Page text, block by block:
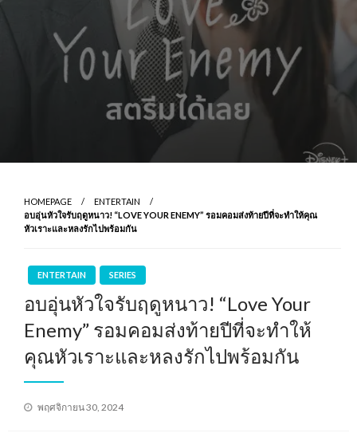
HOMEPAGE
ENTERTAIN
อบอุ่นหัวใจรับฤดูหนาว! “LOVE YOUR ENEMY” รอมคอมส่งท้ายปีที่จะทำให้คุณ
หัวเราะและหลงรักไปพร้อมกัน
ENTERTAIN SERIES
อบอุ่นหัวใจรับฤดูหนาว! “Love Your
Enemy” รอมคอมส่งท้ายปีที่จะทำให้
คุณหัวเราะและหลงรักไปพร้อมกัน
Posted
พฤศจิกายน 30, 2024